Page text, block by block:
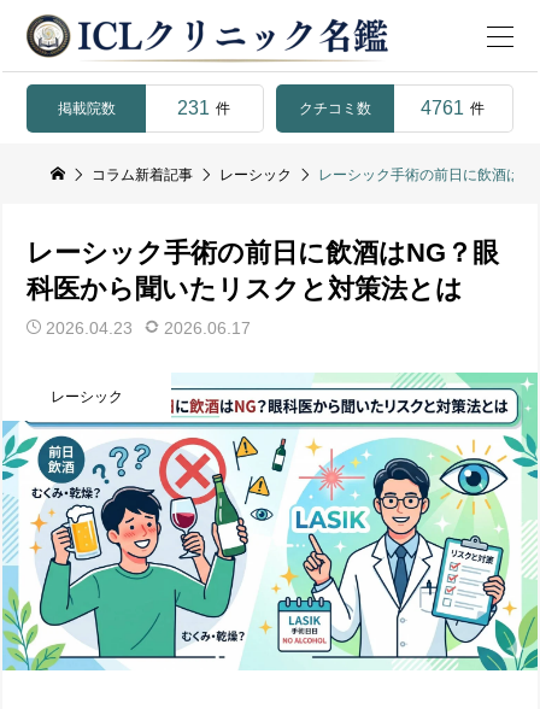
掲載院数 231 件 クチコミ数 4761 件
コラム新着記事 レーシック レーシック手術の前日に飲酒は
レーシック手術の前日に飲酒はNG？眼
科医から聞いたリスクと対策法とは
2026.04.23 2026.06.17
レーシック